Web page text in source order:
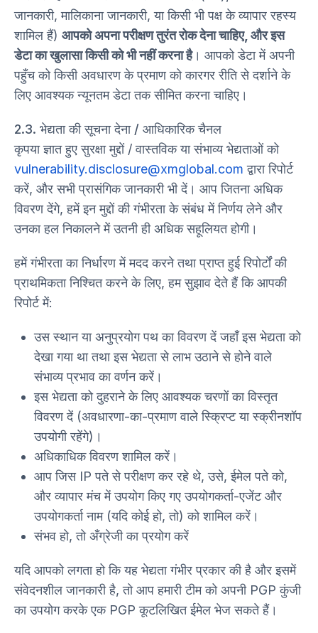
जानकारी, मालिकाना जानकारी, या किसी भी पक्ष के व्यापार रहस्य
शामिल हैं) आपको अपना परीक्षण तुरंत रोक देना चाहिए, और इस
डेटा का खुलासा किसी को भी नहीं करना है। आपको डेटा में अपनी
पहुँच को किसी अवधारण के प्रमाण को कारगर रीति से दर्शाने के
लिए आवश्यक न्यूनतम डेटा तक सीमित करना चाहिए।
2.3. भेद्यता की सूचना देना / आधिकारिक चैनल
कृपया ज्ञात हुए सुरक्षा मुद्दों / वास्तविक या संभाव्य भेद्यताओं को
vulnerability.disclosure@xmglobal.com द्वारा रिपोर्ट
करें, और सभी प्रासंगिक जानकारी भी दें। आप जितना अधिक
विवरण देंगे, हमें इन मुद्दों की गंभीरता के संबंध में निर्णय लेने और
उनका हल निकालने में उतनी ही अधिक सहूलियत होगी।
हमें गंभीरता का निर्धारण में मदद करने तथा प्राप्त हुई रिपोर्टों की
प्राथमिकता निश्चित करने के लिए, हम सुझाव देते हैं कि आपकी
रिपोर्ट में:
उस स्थान या अनुप्रयोग पथ का विवरण दें जहाँ इस भेद्यता को
देखा गया था तथा इस भेद्यता से लाभ उठाने से होने वाले
संभाव्य प्रभाव का वर्णन करें।
इस भेद्यता को दुहराने के लिए आवश्यक चरणों का विस्तृत
विवरण दें (अवधारणा-का-प्रमाण वाले स्क्रिप्ट या स्क्रीनशॉप
उपयोगी रहेंगे)।
अधिकाधिक विवरण शामिल करें।
आप जिस IP पते से परीक्षण कर रहे थे, उसे, ईमेल पते को,
और व्यापार मंच में उपयोग किए गए उपयोगकर्ता-एजेंट और
उपयोगकर्ता नाम (यदि कोई हो, तो) को शामिल करें।
संभव हो, तो अँग्रेजी का प्रयोग करें
यदि आपको लगता हो कि यह भेद्यता गंभीर प्रकार की है और इसमें
संवेदनशील जानकारी है, तो आप हमारी टीम को अपनी PGP कुंजी
का उपयोग करके एक PGP कूटलिखित ईमेल भेज सकते हैं।